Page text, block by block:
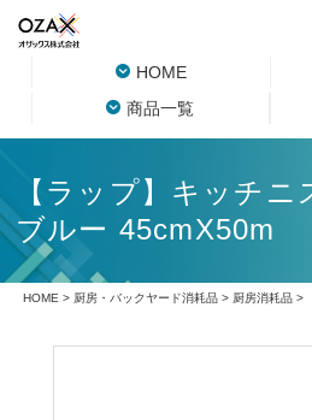
HOME
商品一覧
【ラップ】キッチ
ブルー 45cmX50m
HOME > 厨房・バックヤード消耗品> 厨房消耗品>